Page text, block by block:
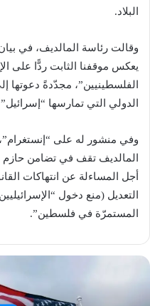
البلاد.
وقالت رئاسة المالديف، في
يعكس موقفنا الثابت ردًّا على
الفلسطينيين”، مجدّدةً دعوتها
الدولي التي تمارسها “إسرائيل”
وفي منشور له على
المالديف تقف في تضامن
أجل المساءلة عن انتهاكات
التعديل (منع دخول
المستمرّة في فلسطين”.